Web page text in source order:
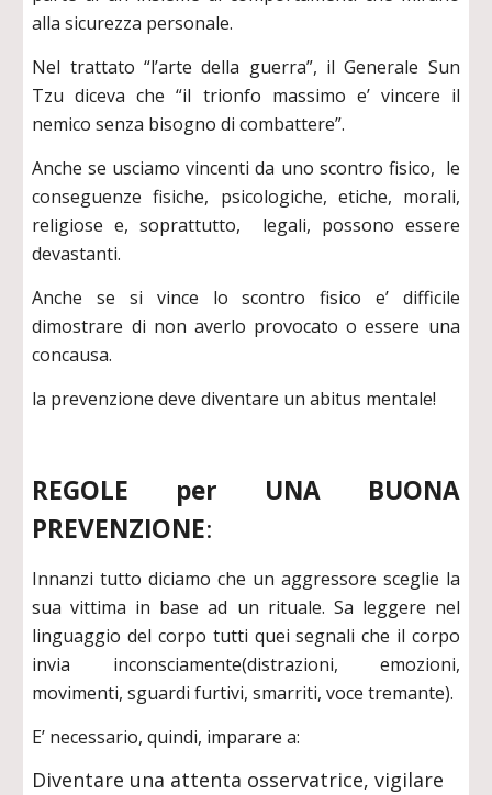
alla sicurezza personale.
Nel trattato “l’arte della guerra”, il Generale Sun
Tzu diceva che “il trionfo massimo e’ vincere il
nemico senza bisogno di combattere”.
Anche se usciamo vincenti da uno scontro fisico, le
conseguenze fisiche, psicologiche, etiche, morali,
religiose e, soprattutto, legali, possono essere
devastanti.
Anche se si vince lo scontro fisico e’ difficile
dimostrare di non averlo provocato o essere una
concausa.
la prevenzione deve diventare un abitus mentale!
REGOLE per UNA BUONA
PREVENZIONE:
Innanzi tutto diciamo che un aggressore sceglie la
sua vittima in base ad un rituale. Sa leggere nel
linguaggio del corpo tutti quei segnali che il corpo
invia inconsciamente(distrazioni, emozioni,
movimenti, sguardi furtivi, smarriti, voce tremante).
E’ necessario, quindi, imparare a:
Diventare una attenta osservatrice, vigilare